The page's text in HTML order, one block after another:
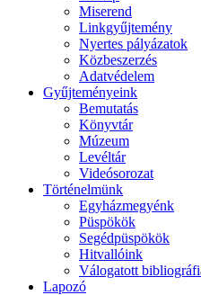
Miserend
Linkgyűjtemény
Nyertes pályázatok
Közbeszerzés
Adatvédelem
Gyűjteményeink
Bemutatás
Könyvtár
Múzeum
Levéltár
Videósorozat
Történelmünk
Egyházmegyénk
Püspökök
Segédpüspökök
Hitvallóink
Válogatott
Lapozó